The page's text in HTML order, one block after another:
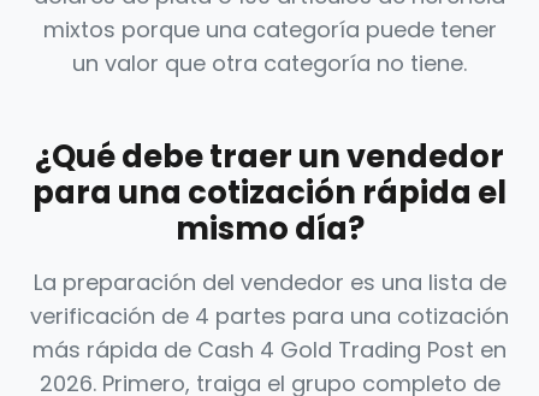
mixtos porque una categoría puede tener
un valor que otra categoría no tiene.
¿Qué debe traer un vendedor
para una cotización rápida el
mismo día?
La preparación del vendedor es una lista de
verificación de 4 partes para una cotización
más rápida de Cash 4 Gold Trading Post en
2026. Primero, traiga el grupo completo de